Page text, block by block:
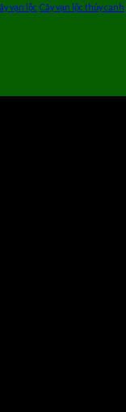
vạn lộc Cây vạn lộc thủy canh